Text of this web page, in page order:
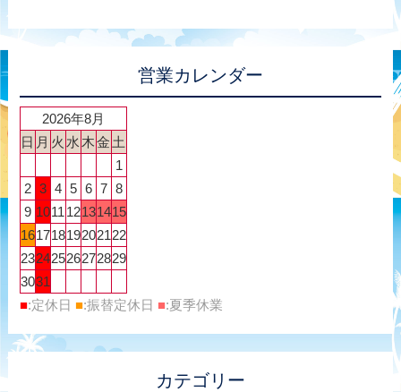
営業カレンダー
2026年8月
日 月 火 水 木金 土
1
2 3 4 5 6 7 8
9 1011 12131415
16171819202122
23242526272829
3031
■:定休日 ■:振替定休日 ■:夏季休業
カテゴリー